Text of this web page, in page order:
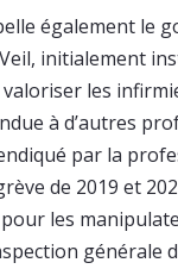
également le
initialement
les
à d’autres
par la
de 2019 et
les
générale